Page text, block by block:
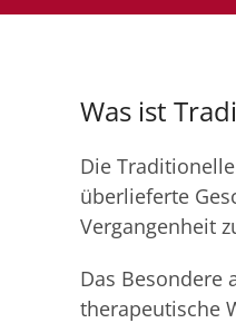
Was ist
Die
überlieferte
Vergangenheit
Das Besondere
therapeutische